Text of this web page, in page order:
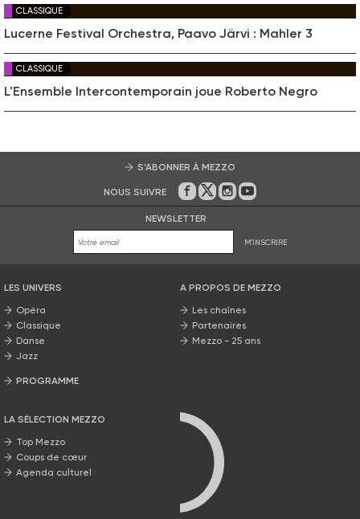
CLASSIQUE
Lucerne Festival Orchestra, Paavo Järvi : Mahler 3
CLASSIQUE
L'Ensemble Intercontemporain joue Roberto Negro
S’ABONNER À MEZZO
NOUS SUIVRE Sur Facebook
Sur Twitter
Sur Instagram
Sur Youtube
NEWSLETTER
M'INSCRIRE
LES UNIVERS
Opéra
Classique
Danse
Jazz
PROGRAMME
LA SÉLECTION MEZZO
Top Mezzo
Coups de cœur
Agenda culturel
A PROPOS DE MEZZO
Les chaînes
Partenaires
Mezzo - 25 ans